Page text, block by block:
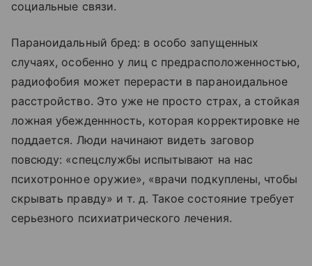
социальные связи.
Параноидальный бред: в особо запущенных
случаях, особенно у лиц с предрасположенностью,
радиофобия может перерасти в параноидальное
расстройство. Это уже не просто страх, а стойкая
ложная убежденнность, которая корректировке не
поддается. Люди начинают видеть заговор
повсюду: «спецслужбы испытывают на нас
психотронное оружие», «врачи подкуплены, чтобы
скрывать правду» и т. д. Такое состояние требует
серьезного психиатрического лечения.